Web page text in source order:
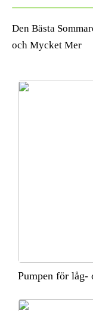
Den Bästa
och Mycket Mer
Pumpen för låg-